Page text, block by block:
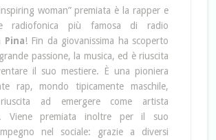
woman” premiata è la rapper e
radiofonica più famosa di radio
Pina! Fin da giovanissima ha scoperto
passione, la musica, ed è riuscita
il suo mestiere. È una pioniera
rap, mondo tipicamente maschile,
ad emergere come artista
Viene premiata inoltre per il suo
nel sociale: grazie a diversi